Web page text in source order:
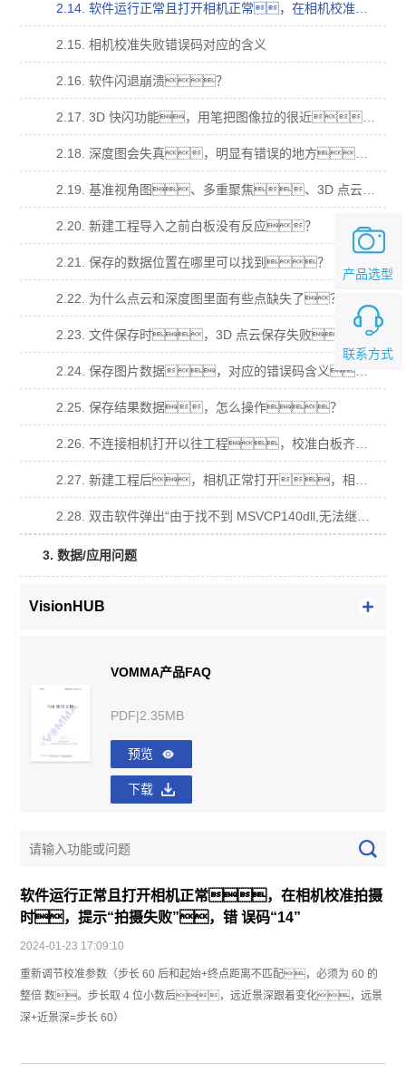
2.14. 软件运行正常且打开相机正常，在相机校准拍摄时，提示“拍摄失败”，错 误码“14”
2.15. 相机校准失败错误码对应的含义
2.16. 软件闪退崩溃？
2.17. 3D 快闪功能，用笔把图像拉的很近，图像会消失(跳出屏幕)无法在拖拉回 来；
2.18. 深度图会失真，明显有错误的地方，在多视角、基准视角、多重聚焦，明显 有本不属于样品的结果？
2.19. 基准视角图、多重聚焦、3D 点云图都为纯白，深度图为最低颜色纯色？
2.20. 新建工程导入之前白板没有反应？
2.21. 保存的数据位置在哪里可以找到？
2.22. 为什么点云和深度图里面有些点缺失了？
2.23. 文件保存时，3D 点云保存失败？
2.24. 保存图片数据，对应的错误码含义。
2.25. 保存结果数据，怎么操作？
2.26. 不连接相机打开以往工程，校准白板齐全，导入原图计算不出数据？
2.27. 新建工程后，相机正常打开，相机视图有视频流，拍照算不出数据？
2.28. 双击软件弹出“由于找不到 MSVCP140dll,无法继续执行代码，需要安装程序可 能会解决此问题.”窗口？
3. 数据/应用问题
VisionHUB
VOMMA产品FAQ
PDF|2.35MB
预览
下载
软件运行正常且打开相机正常，在相机校准拍摄
时，提示“拍摄失败”，错 误码“14”
2024-01-23 17:09:10
重新调节校准参数（步长 60 后和起始+终点距离不匹配，必须为 60 的
整倍 数。步长取 4 位小数后，远近景深跟着变化，远景
深+近景深=步长 60）
联系方式
产品选型